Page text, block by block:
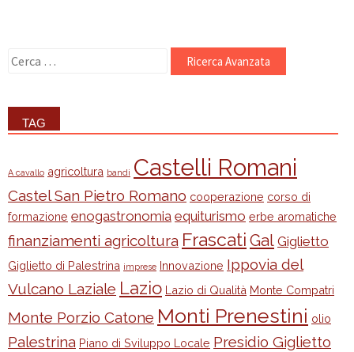
Ricerca
TAG
A cavallo agricoltura bandi Castelli Romani
Castel San Pietro Romano cooperazione corso di
formazione enogastronomia equiturismo erbe aromatiche
finanziamenti agricoltura Frascati Gal Giglietto
Giglietto di Palestrina imprese Innovazione Ippovia del
Vulcano Laziale Lazio Lazio di Qualità Monte Compatri
Monte Porzio Catone Monti Prenestini olio
Palestrina Piano di Sviluppo Locale Presidio Giglietto